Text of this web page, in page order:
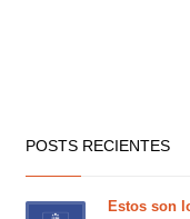
POSTS RECIENTES
Estos son